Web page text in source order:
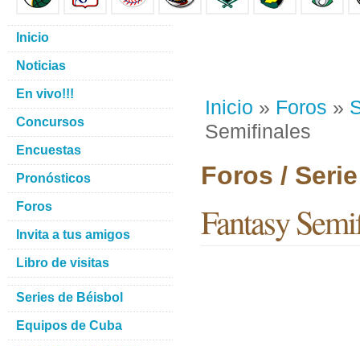
Inicio » Foros »
Semifinales
Foros /
Fantasy
Inicio
Noticias
En vivo!!!
Concursos
Encuestas
Pronósticos
Foros
Invita a tus amigos
Libro de visitas
Series de Béisbol
Equipos de Cuba